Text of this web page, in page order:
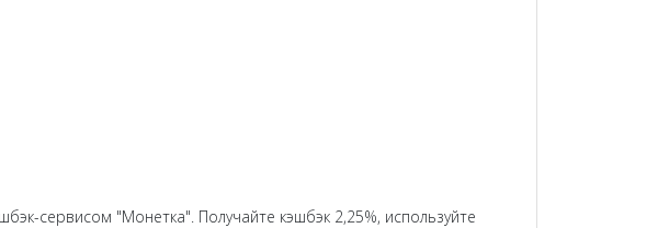
сервисом "Монетка". Получайте кэшбэк 2,25%, используйте